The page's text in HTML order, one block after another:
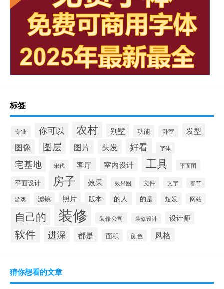
标签
专业 你可以 农村 别墅 功能 卧室 发型
图像 图层 图片 头发 好看 字体
宅基地 宋代 客厅 室内设计 工具 平面图
平面设计 房子 效果 效果图 文件 文字 春节
游戏 滤镜 照片 版本 的人 的是 短发 网站
自己的 装修 装修公司 装修设计 设计师
软件 进深 都是 面积 颜色 风格
猜你想看的文章